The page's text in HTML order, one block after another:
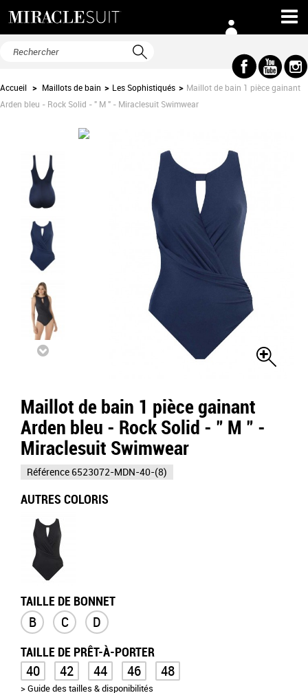
Accueil > Maillots de bain > Les Sophistiqués > Maillot de bain 1 pièce gainant
Arden bleu - Rock Solid - " M " - Miraclesuit Swimwear
Maillot de bain 1 pièce gainant
Arden bleu - Rock Solid - " M " -
Miraclesuit Swimwear
Référence 6523072-MDN-40-(8)
AUTRES COLORIS
TAILLE DE BONNET
B C D
TAILLE DE PRÊT-À-PORTER
40 42 44 46 48
> Guide des tailles & disponibilités